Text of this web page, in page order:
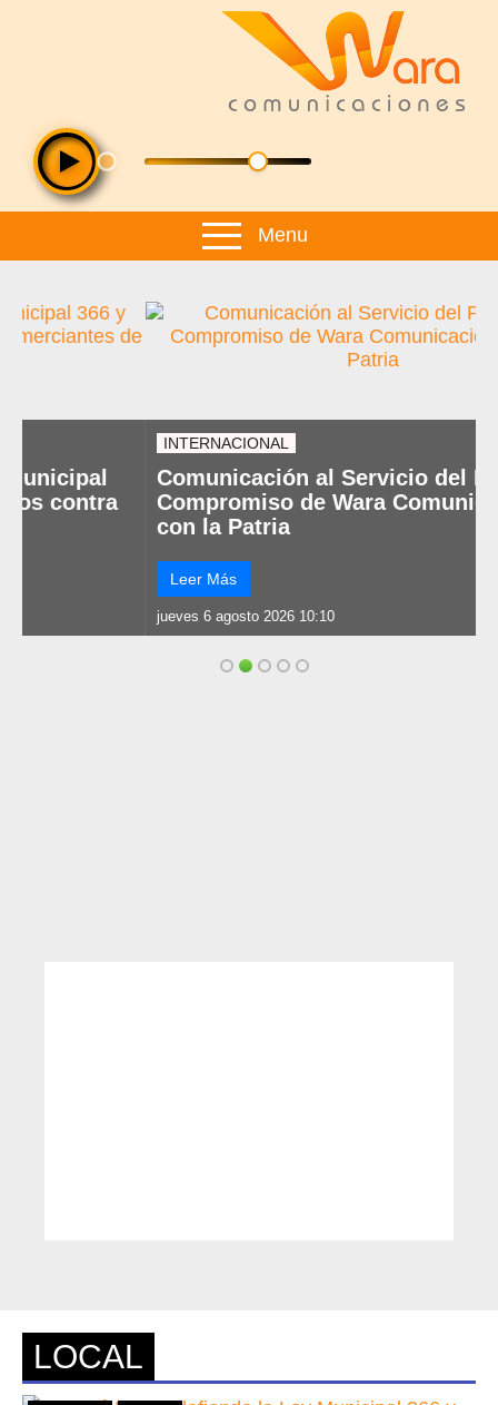
Menu
INTERNACIONAL
Comunicación al Servicio del Pueblo: El
Compromiso de Wara Comunicaciones
con la Patria
jueves 6 agosto 2026 10:10
LOCAL